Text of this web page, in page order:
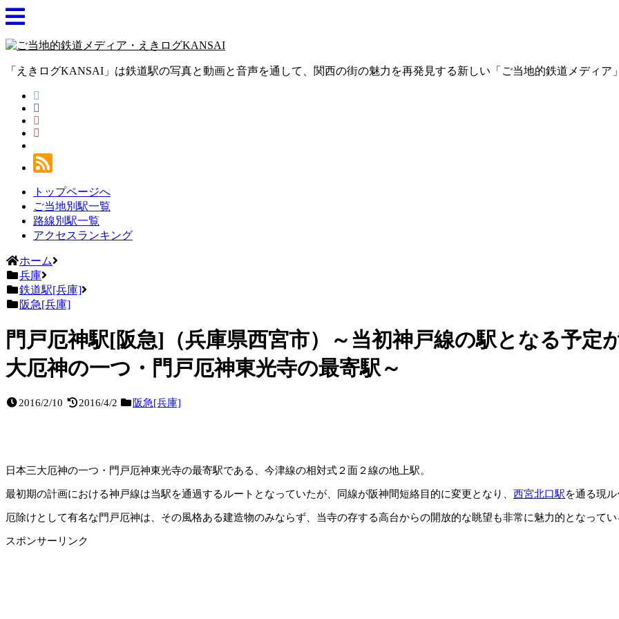
「えきログKANSAI」は鉄道駅の写真と動画と音声を通して、関西の街の魅力を再発見する新しい「ご当地的鉄道メディア
トップページへ
ご当地別駅一覧
路線別駅一覧
アクセスランキング
ホーム
兵庫
鉄道駅[兵庫]
阪急[兵庫]
門戸厄神駅[阪急]（兵庫県西宮市）～当初神戸線の駅となる予定
大厄神の一つ・門戸厄神東光寺の最寄駅～
2016/2/10 2016/4/2 阪急[兵庫]
日本三大厄神の一つ・門戸厄神東光寺の最寄駅である、今津線の相対式２面２線の地上駅。
最初期の計画における神戸線は当駅を通過するルートとなっていたが、同線が阪神間短絡目的に変更となり、 西宮北口駅を通る現
厄除けとして有名な門戸厄神は、その風格ある建造物のみならず、当寺の存する高台からの開放的な眺望も非常に魅力的となって
スポンサーリンク